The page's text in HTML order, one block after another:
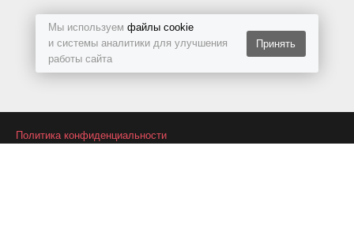
Мы используем файлы cookie
и системы аналитики для улучшения
работы сайта
Принять
Политика конфиденциальности